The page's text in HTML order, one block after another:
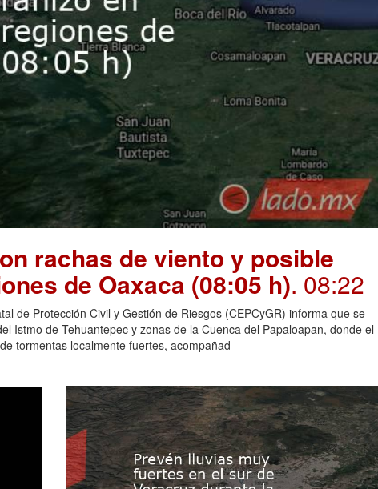
rachas de viento y posible
de Oaxaca (08:05 h). 08:22
de Protección Civil y Gestión de Riesgos (CEPCyGR) informa que se
Istmo de Tehuantepec y zonas de la Cuenca del Papaloapan, donde el
tormentas localmente fuertes, acompañad